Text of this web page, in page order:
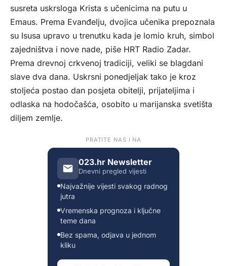
susreta uskrsloga Krista s učenicima na putu u
Emaus. Prema Evanđelju, dvojica učenika prepoznala
su Isusa upravo u trenutku kada je lomio kruh, simbol
zajedništva i nove nade, piše HRT Radio Zadar.
Prema drevnoj crkvenoj tradiciji, veliki se blagdani
slave dva dana. Uskrsni ponedjeljak tako je kroz
stoljeća postao dan posjeta obitelji, prijateljima i
odlaska na hodočašća, osobito u marijanska svetišta
diljem zemlje.
PRATITE NAS I NA
023.hr Newsletter
Dnevni pregled vijesti
Najvažnije vijesti svakog radnog
jutra
Vremenska prognoza i ključne
teme dana
Bez spama, odjava u jednom
kliku